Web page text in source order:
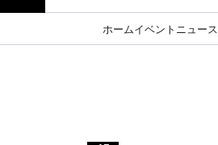
ホームイベント ニュース